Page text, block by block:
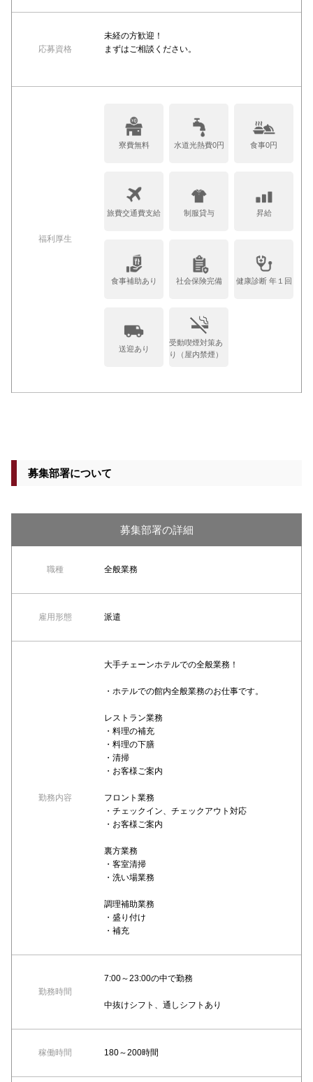
応募資格
未経の方歓迎！
まずはご相談ください。
福利厚生
寮費無料 水道光熱費0円 食事0円
旅費交通費支給 制服貸与 昇給
食事補助あり 社会保険完備 健康診断 年１回
送迎あり
受動喫煙対策あ
り（屋内禁煙）
募集部署について
募集部署の詳細
職種 全般業務
雇用形態 派遣
勤務内容
大手チェーンホテルでの全般業務！
・ホテルでの館内全般業務のお仕事です。
レストラン業務
・料理の補充
・料理の下膳
・清掃
・お客様ご案内
フロント業務
・チェックイン、チェックアウト対応
・お客様ご案内
裏方業務
・客室清掃
・洗い場業務
調理補助業務
・盛り付け
・補充
勤務時間
7:00～23:00の中で勤務
中抜けシフト、通しシフトあり
稼働時間 180～200時間